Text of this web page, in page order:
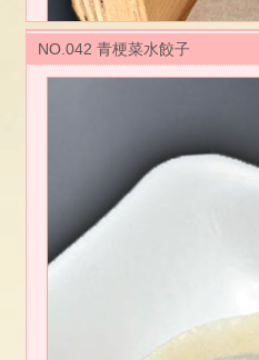
国内製造品
NO.042 青梗菜水餃子